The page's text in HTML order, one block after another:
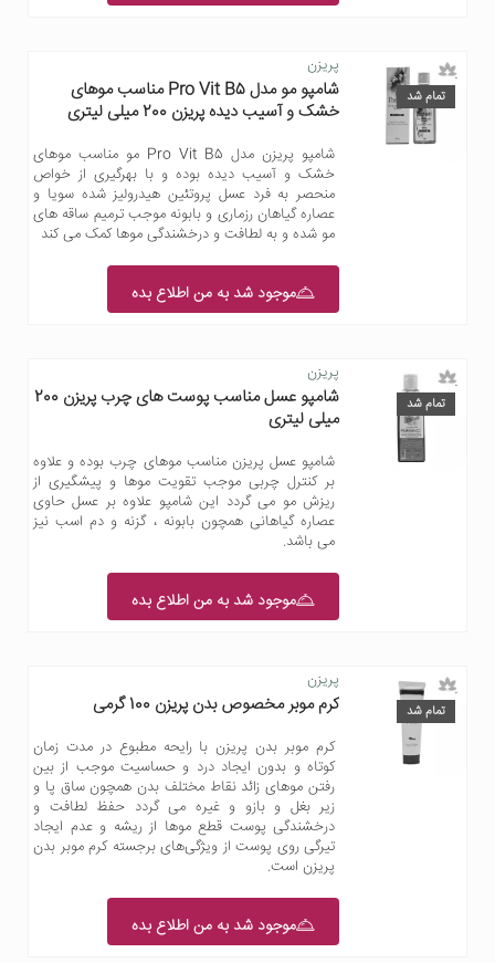
تمام شد
پریزن
شامپو مو مدل Pro Vit B5 مناسب موهای
خشک و آسیب دیده پریزن 200 میلی لیتری
شامپو پریزن مدل Pro Vit B5 مو مناسب موهای
خشک و آسیب دیده بوده و با بهرگیری از خواص
منحصر به فرد عسل پروتئین هیدرولیز شده سویا و
عصاره گیاهان رزماری و بابونه موجب ترمیم ساقه های
مو شده و به لطافت و درخشندگی موها کمک می کند
موجود شد به من اطلاع بده
تمام شد
پریزن
شامپو عسل مناسب پوست های چرب پریزن 200
میلی لیتری
شامپو عسل پریزن مناسب موهای چرب بوده و علاوه
بر کنترل چربی موجب تقویت موها و پیشگیری از
ریزش مو می گردد این شامپو علاوه بر عسل حاوی
عصاره گیاهانی همچون بابونه ، گزنه و دم اسب نیز
می باشد.
موجود شد به من اطلاع بده
تمام شد
پریزن
کرم موبر مخصوص بدن پریزن 100 گرمی
کرم موبر بدن پریزن با رایحه مطبوع در مدت زمان
کوتاه و بدون ایجاد درد و حساسیت موجب از بین
رفتن موهای زائد نقاط مختلف بدن همچون ساق پا و
زیر بغل و بازو و غیره می گردد حفظ لطافت و
درخشندگی پوست قطع موها از ریشه و عدم ایجاد
تیرگی روی پوست از ویژگی‌های برجسته کرم موبر بدن
پریزن است.
موجود شد به من اطلاع بده